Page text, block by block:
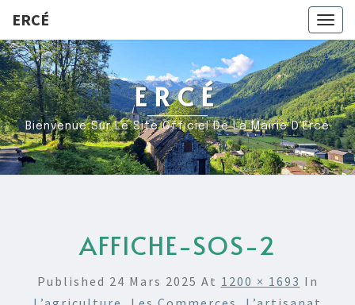
ERCÉ
ERCÉ
Bienvenue Sur Le Site Officiel De La Mairie D’Ercé
AFFICHE-SOS-2
Published 24 Mars 2025 At 1200 × 1693 In